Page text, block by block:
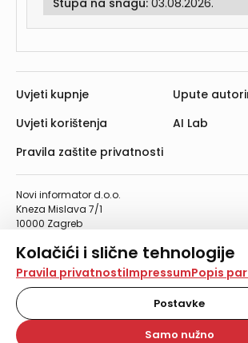
Kolačići i slične tehnologije
Na našoj web stranici koristimo kolačiće i
tehnologije za pohranu, čitanje i obradu
vašem uređaju. Time poboljšavamo
analiziramo promet na stranici te
oglase koji vas zanimaju. Korisnički profili
Pravila privatnostiImpressumPopis
Postavke
Samo nužno
Stupa na snagu: 03.08.2026.
Novi informator d.o.o.
Kneza Mislava 7/1
10000 Zagreb
Telefaks: 01/4612-553
info@informator.hr
PRATITE NAS:
Uvjeti kupnje
Uvjeti korištenja
Pravila zaštite privatnosti
Upute
AI Lab